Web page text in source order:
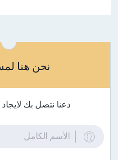
نحن هنا
دعنا نتصل بك